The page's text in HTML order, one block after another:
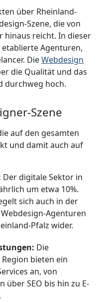
über Rheinland-
Szene, die von
hinaus reicht. In dieser
Agenturen,
DieWebdesign
die Qualität und das
durchweg hoch.
Szene
auf den gesamten
und damit auch auf
Der digitale Sektor in
um etwa 10%.
sich auch in der
Agenturen
Pfalz wider.
Die
bieten ein
an, von
über SEO bis hin zu E-